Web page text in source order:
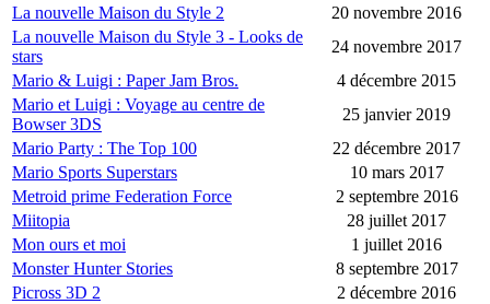
La nouvelle Maison du Style 2
20 novembre 2016
La nouvelle Maison du Style 3 - Looks de
stars
24 novembre 2017
Mario & Luigi : Paper Jam Bros.
4 décembre 2015
Mario et Luigi : Voyage au centre de
Bowser 3DS
25 janvier 2019
Mario Party : The Top 100
22 décembre 2017
Mario Sports Superstars
10 mars 2017
Metroid prime Federation Force
2 septembre 2016
Miitopia
28 juillet 2017
Mon ours et moi
1 juillet 2016
Monster Hunter Stories
8 septembre 2017
Picross 3D 2
2 décembre 2016